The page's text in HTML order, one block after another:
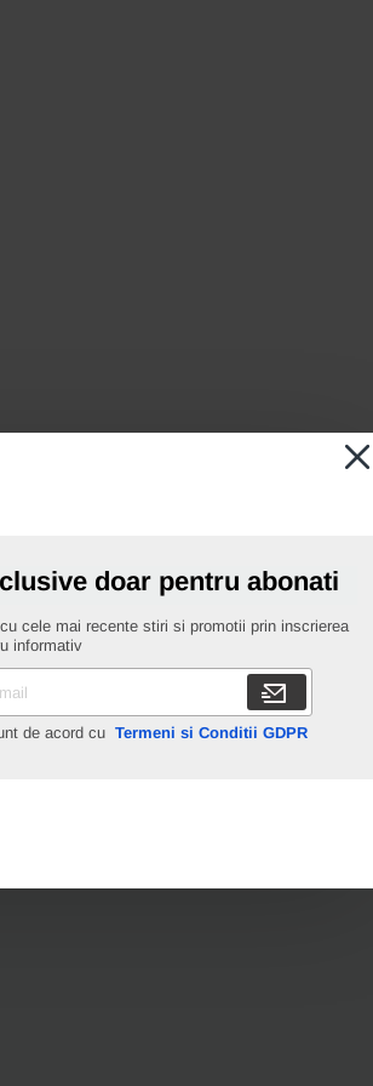
doar pentru abonati
cele mai recente stiri si promotii prin inscrierea
informativ
de acord cu Termeni si Conditii GDPR